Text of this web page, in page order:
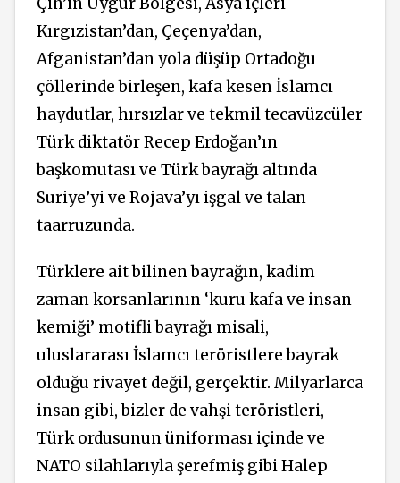
Kırgızistan’dan, Çeçenya’dan,
Afganistan’dan yola düşüp Ortadoğu
çöllerinde birleşen, kafa kesen İslamcı
haydutlar, hırsızlar ve tekmil tecavüzcüler
Türk diktatör Recep Erdoğan’ın
başkomutası ve Türk bayrağı altında
Suriye’yi ve Rojava’yı işgal ve talan
taarruzunda.
Türklere ait bilinen bayrağın, kadim
zaman korsanlarının ‘kuru kafa ve insan
kemiği’ motifli bayrağı misali,
uluslararası İslamcı teröristlere bayrak
olduğu rivayet değil, gerçektir. Milyarlarca
insan gibi, bizler de vahşi teröristleri,
Türk ordusunun üniforması içinde ve
NATO silahlarıyla şerefmiş gibi Halep